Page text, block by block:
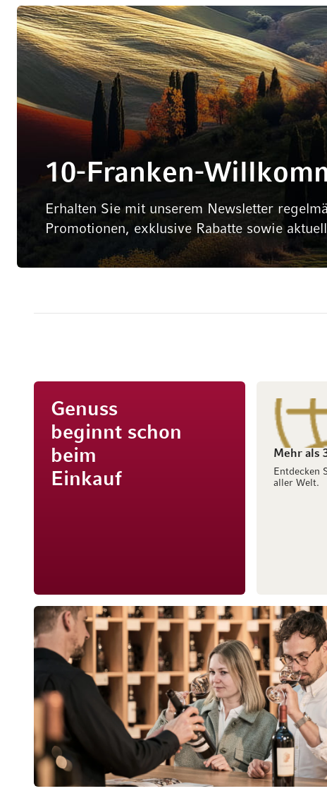
10-Franken-
Erhalten Sie mit unserem Newsletter
Promotionen, exklusive Rabatte sowie
Genuss
beginnt schon
beim
Einkauf
Mehr als
Entdecken
aller Welt.